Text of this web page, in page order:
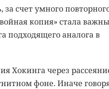
счет умного
копия» стала
подходящего аналога в
Хокинга через
фоне. Иначе